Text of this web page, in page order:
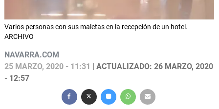
Varios personas con sus maletas en la recepción de un hotel.
ARCHIVO
NAVARRA.COM
25 MARZO, 2020 - 11:31
| ACTUALIZADO: 26 MARZO, 2020
- 12:57